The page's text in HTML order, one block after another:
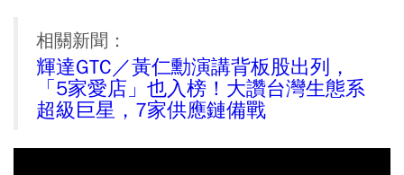
相關新聞：
輝達GTC／黃仁勳演講背板股出列，
「5家愛店」也入榜！大讚台灣生態系
超級巨星，7家供應鏈備戰